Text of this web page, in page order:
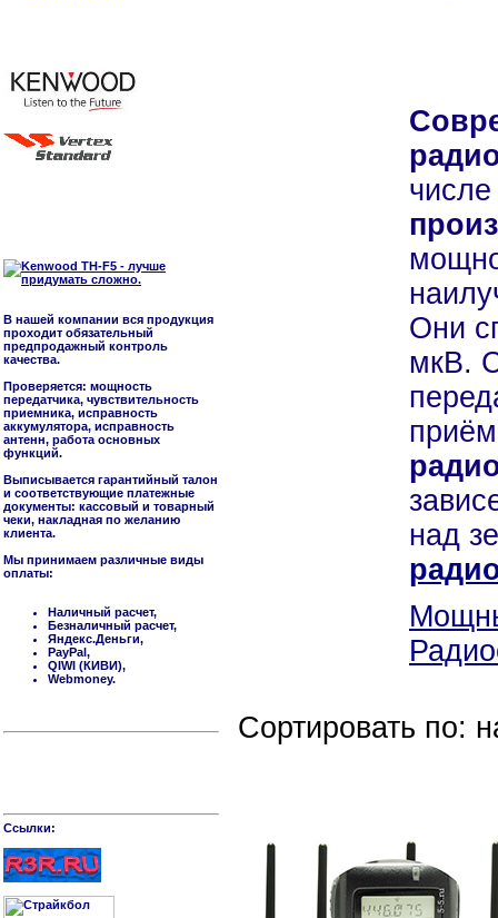
В нашей компании вся продукция
проходит обязательный
предпродажный контроль
качества.
Проверяется: мощность
передатчика, чувствительность
приемника, исправность
аккумулятора, исправность
антенн, работа основных
функций.
Выписывается гарантийный талон
и соответствующие платежные
документы: кассовый и товарный
чеки, накладная по желанию
клиента.
Мы принимаем различные виды
оплаты:
Наличный расчет,
Безналичный расчет,
Яндекс.Деньги,
PayPal,
QIWI (КИВИ),
Webmoney.
Cсылки:
Они
мкВ.
над
Сортировать по: